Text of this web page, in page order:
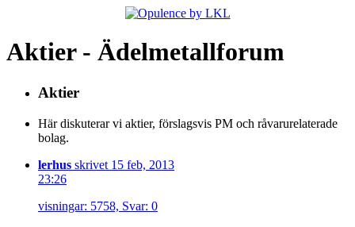
Aktier - Ädelmetallforum
Aktier
Här diskuterar vi aktier, förslagsvis PM och råvarurelaterade
bolag.
lerhus skrivet 15 feb, 2013
23:26
visningar: 5758, Svar: 0